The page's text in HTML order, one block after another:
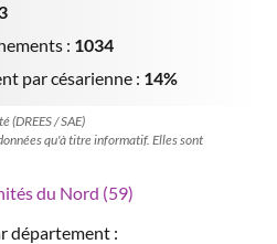
: 1034
par césarienne : 14%
(DREES / SAE)
qu'à titre informatif. Elles sont
du Nord (59)
département :